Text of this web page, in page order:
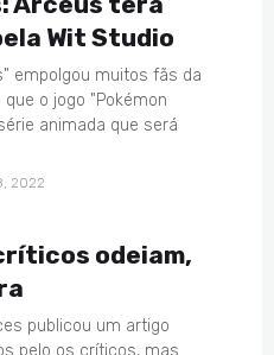
Wit Studio
empolgou muitos fãs da
o jogo "Pokémon
animada que será
2022
odeiam,
publicou um artigo
pelo os críticos, mas